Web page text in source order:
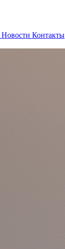
Новости Контакты